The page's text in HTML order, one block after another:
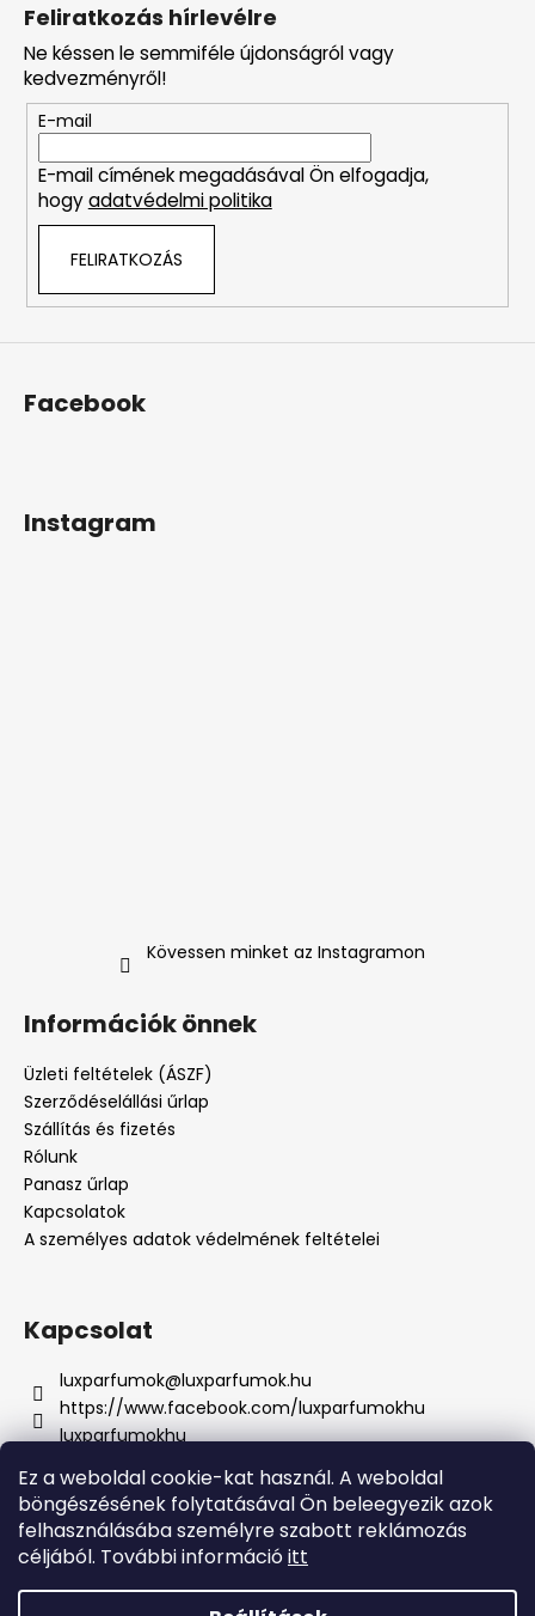
Ez a weboldal cookie-kat használ. A weboldal
böngészésének folytatásával Ön beleegyezik azok
felhasználásába személyre szabott reklámozás
céljából. További információitt
Feliratkozás hírlevélre
Ne késsen le semmiféle újdonságról vagy
kedvezményről!
E-mail
E-mail címének megadásával Ön elfogadja,
hogyadatvédelmi politika
FELIRATKOZÁS
Facebook
Instagram
Kövessen minket az Instagramon
Információk önnek
Üzleti feltételek (ÁSZF)
Szerződéselállási űrlap
Szállítás és fizetés
Rólunk
Panasz űrlap
Kapcsolatok
A személyes adatok védelmének feltételei
Kapcsolat
luxparfumok@luxparfumok.hu
https://www.facebook.com/luxparfumokhu
luxparfumokhu
Lux Parfém - Szlovákia Lux Parfém - Csehországban